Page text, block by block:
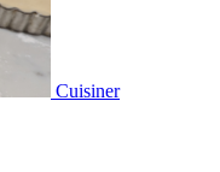
Cuisiner